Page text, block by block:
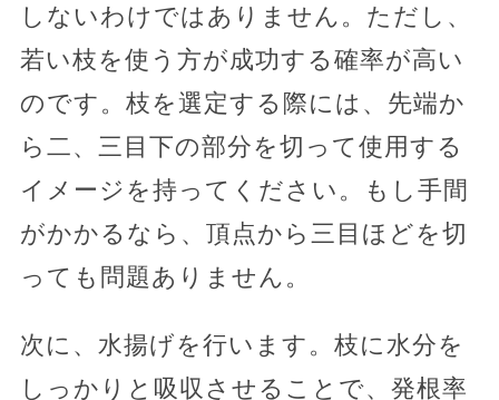
しないわけではありません。ただし、
若い枝を使う方が成功する確率が高い
のです。枝を選定する際には、先端か
ら二、三目下の部分を切って使用する
イメージを持ってください。もし手間
がかかるなら、頂点から三目ほどを切
っても問題ありません。
次に、水揚げを行います。枝に水分を
しっかりと吸収させることで、発根率